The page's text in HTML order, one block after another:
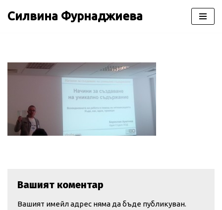
Силвина Фурнаджиева
Вашият коментар
Вашият имейл адрес няма да бъде публикуван.